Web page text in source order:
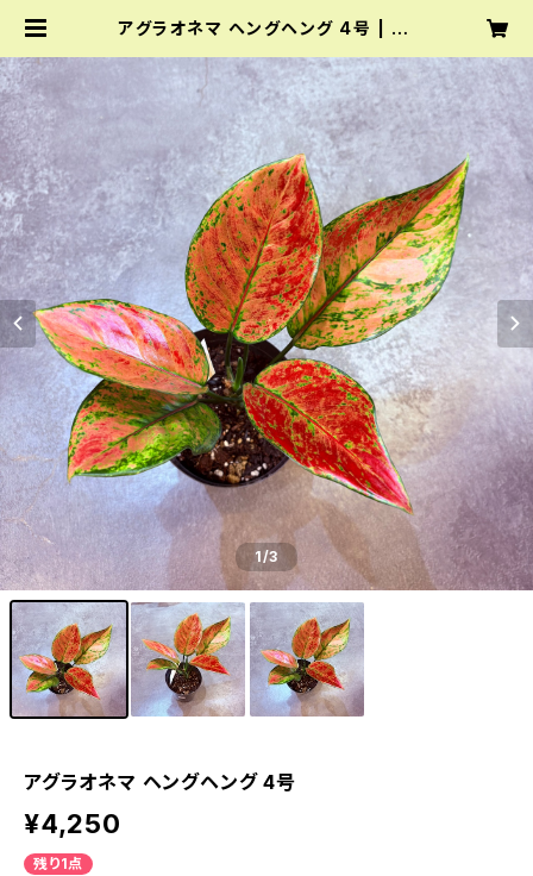
アグラオネマ ヘングヘング 4号 | Gr
門店
1/3
アグラオネマ ヘングヘング 4号
¥4,250
残り1点